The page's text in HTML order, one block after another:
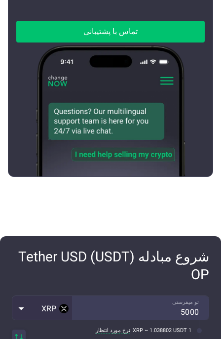
تماس با پشتیبانی
شروع مبادله Tether USD (USDT)
OP
تو میفرستی
XRP
1 XRP ~ 1.038802 USDT
نرخ مورد انتظار